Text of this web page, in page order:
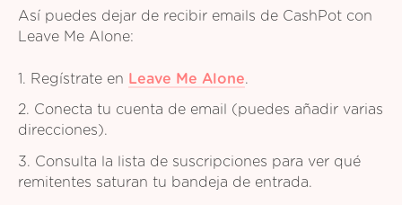
Así puedes dejar de recibir emails de CashPot con
Leave Me Alone:
1. Regístrate en Leave Me Alone.
2. Conecta tu cuenta de email (puedes añadir varias
direcciones).
3. Consulta la lista de suscripciones para ver qué
remitentes saturan tu bandeja de entrada.